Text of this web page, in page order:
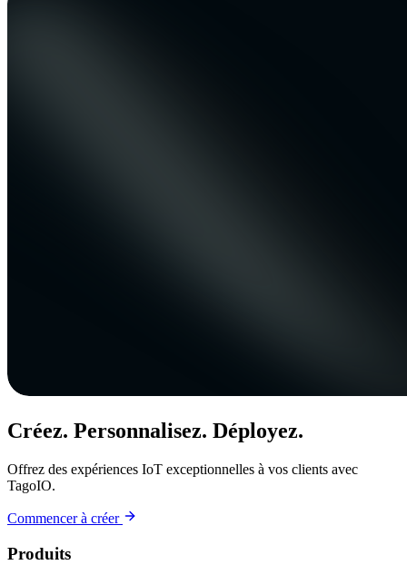
Créez. Personnalisez. Déployez.
Offrez des expériences IoT exceptionnelles à vos clients avec
TagoIO.
Commencer à créer
Produits